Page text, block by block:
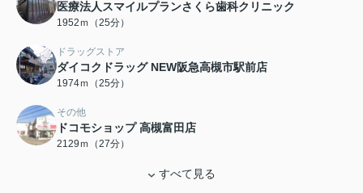
医療法人スマイルプランさくら歯科クリニック
1952ｍ（25分）
ドラッグストア
ダイコクドラッグ NEW阪急高槻市駅前店
1974ｍ（25分）
その他
ドコモショップ 高槻富田店
2129ｍ（27分）
すべて見る